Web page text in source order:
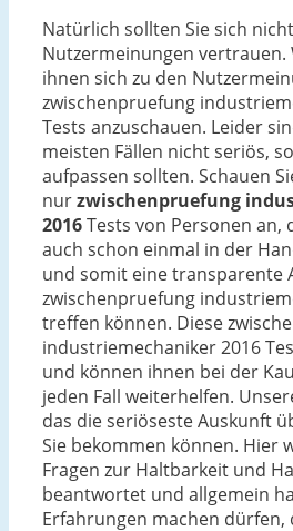
Natürlich sollten Sie sich
Nutzermeinungen vertrauen.
ihnen sich zu den
zwischenpruefung
Tests anzuschauen. Leider
meisten Fällen nicht seriös,
aufpassen sollten. Schauen
nurzwischenpruefung
2016Tests von Personen an,
auch schon einmal in der
und somit eine transparente
zwischenpruefung
treffen können. Diese
industriemechaniker 2016
und können ihnen bei der
jeden Fall weiterhelfen.
das die seriöseste Auskunft
Sie bekommen können. Hier
Fragen zur Haltbarkeit und
beantwortet und allgemein
Erfahrungen machen dürfen,